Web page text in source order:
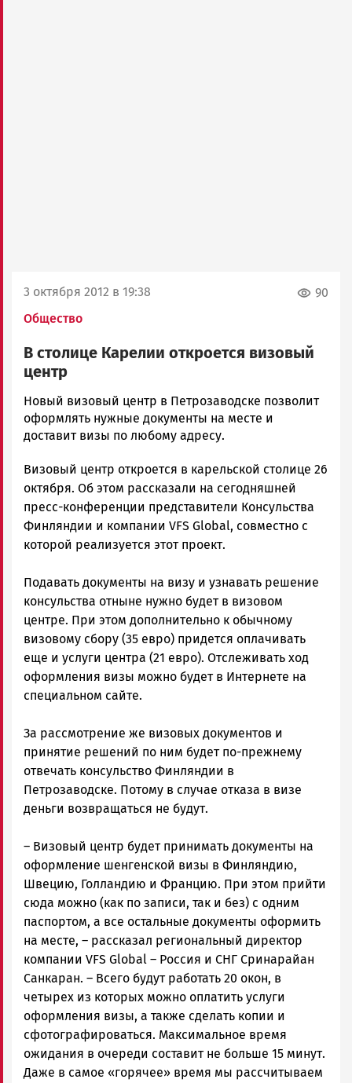
3 октября 2012 в 19:38
Общество
90
В столице Карелии откроется визовый
центр
admintimur
Новости
Петрозаводска
Карелии
|
Петрозаводск
ГОВОРИТ
Новый визовый центр в Петрозаводске позволит
оформлять нужные документы на месте и
доставит визы по любому адресу.
Визовый центр откроется в карельской столице 26
октября. Об этом рассказали на сегодняшней
пресс-конференции представители Консульства
Финляндии и компании VFS Global, совместно с
которой реализуется этот проект.
Подавать документы на визу и узнавать решение
консульства отныне нужно будет в визовом
центре. При этом дополнительно к обычному
визовому сбору (35 евро) придется оплачивать
еще и услуги центра (21 евро). Отслеживать ход
оформления визы можно будет в Интернете на
специальном сайте.
За рассмотрение же визовых документов и
принятие решений по ним будет по-прежнему
отвечать консульство Финляндии в
Петрозаводске. Потому в случае отказа в визе
деньги возвращаться не будут.
– Визовый центр будет принимать документы на
оформление шенгенской визы в Финляндию,
Швецию, Голландию и Францию. При этом прийти
сюда можно (как по записи, так и без) с одним
паспортом, а все остальные документы оформить
на месте, – рассказал региональный директор
компании VFS Global – Россия и СНГ Сринарайан
Санкаран. – Всего будут работать 20 окон, в
четырех из которых можно оплатить услуги
оформления визы, а также сделать копии и
сфотографироваться. Максимальное время
ожидания в очереди составит не больше 15 минут.
Даже в самое «горячее» время мы рассчитываем